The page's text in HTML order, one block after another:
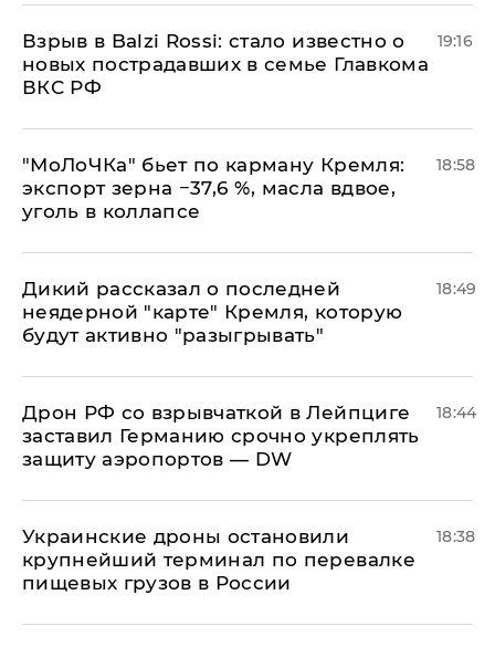
Взрыв в Balzi Rossi: стало известно о
новых пострадавших в семье Главкома
ВКС РФ
19:16
​"МоЛоЧКа" бьет по карману Кремля:
экспорт зерна −37,6 %, масла вдвое,
уголь в коллапсе
18:58
Дикий рассказал о последней
неядерной "карте" Кремля, которую
будут активно "разыгрывать"
18:49
​Дрон РФ со взрывчаткой в Лейпциге
заставил Германию срочно укреплять
защиту аэропортов — DW
18:44
Украинские дроны остановили
крупнейший терминал по перевалке
пищевых грузов в России
18:38